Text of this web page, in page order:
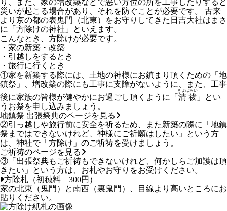
り、また、家の増改築などで悪い方位の所を工事したりすると
災いが起こる場合があり、それを防ぐことが必要です。 古来
より京の都の表鬼門（北東）をお守りしてきた日吉大社はまさ
に「方除けの神社」といえます。
こんなとき、方除けが必要です。
・家の新築・改築
・引越しをするとき
・旅行に行くとき
①家を新築する際には、土地の神様にお鎮まり頂くための「地
鎮祭」、増改築の際にも工事に支障がないように、また、工事
後に家族の皆様が健やかにお過ごし頂くように「 清祓
きよはらい
」とい
うお祭を申し込みましょう。
地鎮祭 出張祭典のページを見る
②引っ越しや旅行前に安全を祈るため、また新築の際に「地鎮
祭まではできないけれど、神様にご祈願はしたい」という方
は、神社で「方除け」のご祈祷を受けましょう。
ご祈祷のページを見る
③「出張祭典もご祈祷もできないけれど、何かしらご加護は頂
きたい」という方は、お札やお守りをお受けください。
方除札（初穂料 300円）
家の北東（鬼門）と南西（裏鬼門）、目線より高いところにお
貼りください。